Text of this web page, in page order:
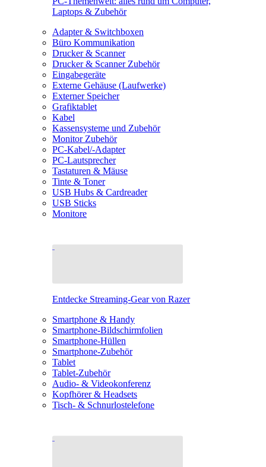
Laptops & Zubehör
Adapter & Switchboxen
Büro Kommunikation
Drucker & Scanner
Drucker & Scanner Zubehör
Eingabegeräte
Externe Gehäuse (Laufwerke)
Externer Speicher
Grafiktablet
Kabel
Kassensysteme und Zubehör
Monitor Zubehör
PC-Kabel/-Adapter
PC-Lautsprecher
Tastaturen & Mäuse
Tinte & Toner
USB Hubs & Cardreader
USB Sticks
Monitore
Entdecke Streaming-Gear von Razer
Smartphone & Handy
Smartphone-Bildschirmfolien
Smartphone-Hüllen
Smartphone-Zubehör
Tablet
Tablet-Zubehör
Audio- & Videokonferenz
Kopfhörer & Headsets
Tisch- & Schnurlostelefone